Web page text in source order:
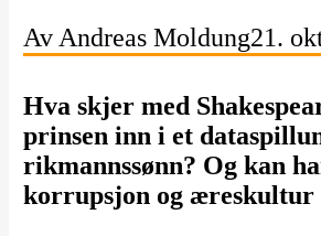
Av Andreas Moldung21.
Hva skjer med
prinsen inn i et
rikmannssønn? Og kan
korrupsjon og